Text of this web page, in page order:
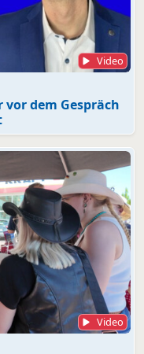
Video
vor dem Gespräch
Video